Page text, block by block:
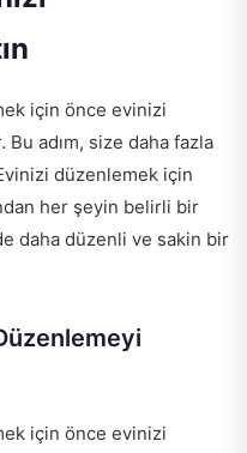
için önce evinizi
adım, size daha fazla
düzenlemek için
her şeyin belirli bir
daha düzenli ve sakin bir
için önce evinizi